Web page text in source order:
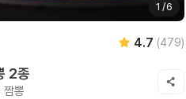
1 /6
4.7 (479)
2종
짬뽕